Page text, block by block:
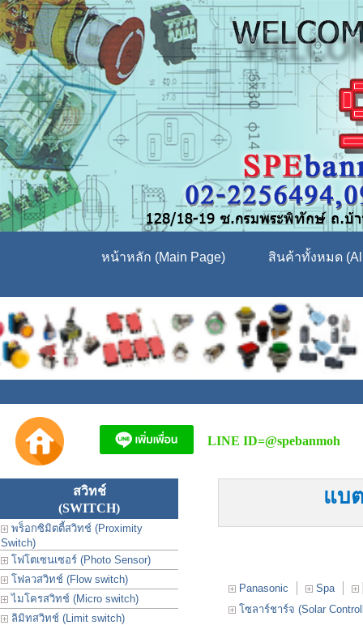
หน้าหลัก (Main Page) สินค้าทั้งหมด
LINE ID=@spebanmoh
สวิทช์
(SWITCH)
พร็อกซิมิตตี้สวิทช์ (Proximity
Switch)
โฟโตเซนเซอร์ (Photo Sensor)
โฟลวสวิทช์ (Flow switch)
ไมโครสวิทช์ (Micro switch)
ลิมิทสวิทช์ (Limit switch)
แบ
Panasonic Spa
โซลาร์ชาร์จ (Solar